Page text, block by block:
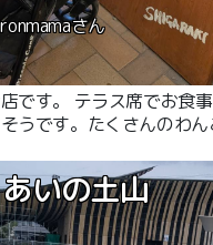
さん
です。 テラス席でお食
うです。たくさんのわ
いの土山